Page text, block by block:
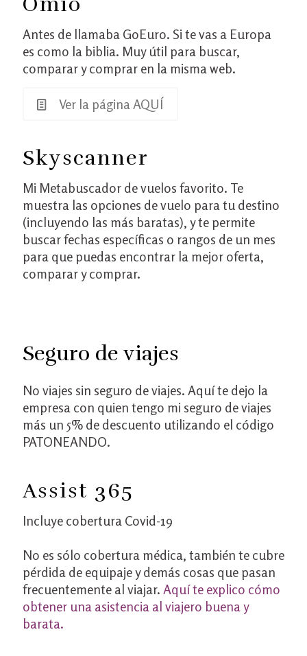
Antes de llamaba GoEuro. Si te vas a Europa
es como la biblia. Muy útil para buscar,
comparar y comprar en la misma web.
Ver la página AQUÍ
Skyscanner
Mi Metabuscador de vuelos favorito. Te
muestra las opciones de vuelo para tu destino
(incluyendo las más baratas), y te permite
buscar fechas específicas o rangos de un mes
para que puedas encontrar la mejor oferta,
comparar y comprar.
Seguro de viajes
No viajes sin seguro de viajes. Aquí te dejo la
empresa con quien tengo mi seguro de viajes
más un 5% de descuento utilizando el código
PATONEANDO.
Assist 365
Incluye cobertura Covid-19
No es sólo cobertura médica, también te cubre
pérdida de equipaje y demás cosas que pasan
frecuentemente al viajar. Aquí te explico cómo
obtener una asistencia al viajero buena y
barata.